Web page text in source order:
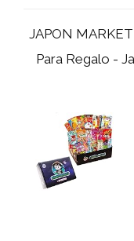
JAPON
Para Regalo -